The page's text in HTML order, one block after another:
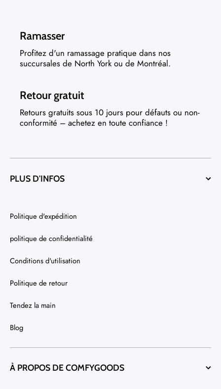
Ramasser
Profitez d'un ramassage pratique dans nos
succursales de North York ou de Montréal.
Retour gratuit
Retours gratuits sous 10 jours pour défauts ou non-
conformité – achetez en toute confiance !
PLUS D'INFOS
Politique d'expédition
politique de confidentialité
Conditions d'utilisation
Politique de retour
Tendez la main
Blog
À PROPOS DE COMFYGOODS